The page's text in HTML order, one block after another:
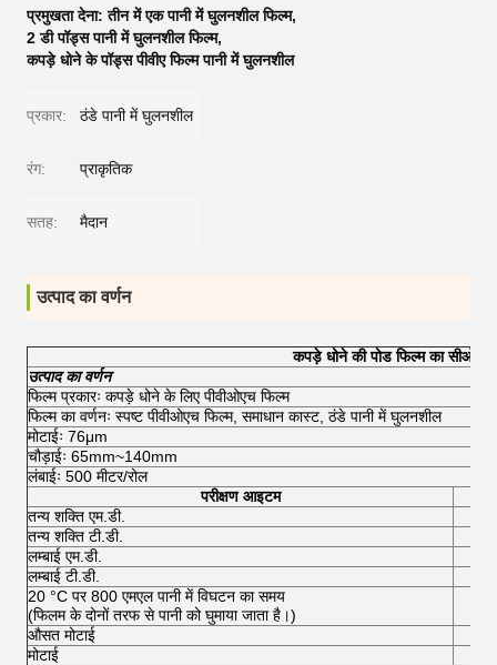
प्रमुखता देना:तीन में एक पानी में घुलनशील फिल्म,
2 डी पॉड्स पानी में घुलनशील फिल्म,
कपड़े धोने के पॉड्स पीवीए फिल्म पानी में घुलनशील
प्रकार: ठंडे पानी में घुलनशील
रंग: प्राकृतिक
सतह: मैदान
उत्पाद का वर्णन
कपड़े धोने की पोड फिल्म का सीओए
उत्पाद का वर्णन
फिल्म प्रकारः कपड़े धोने के लिए पीवीओएच फिल्म
फिल्म का वर्णनः स्पष्ट पीवीओएच फिल्म, समाधान कास्ट, ठंडे पानी में घुलनशील
मोटाईः 76μm
चौड़ाईः 65mm~140mm
लंबाईः 500 मीटर/रोल
परीक्षण आइटम
तन्य शक्ति एम.डी.
तन्य शक्ति टी.डी.
लम्बाई एम.डी.
लम्बाई टी.डी.
20 °C पर 800 एमएल पानी में विघटन का समय
(फिलम के दोनों तरफ से पानी को घुमाया जाता है।)
औसत मोटाई
मोटाई